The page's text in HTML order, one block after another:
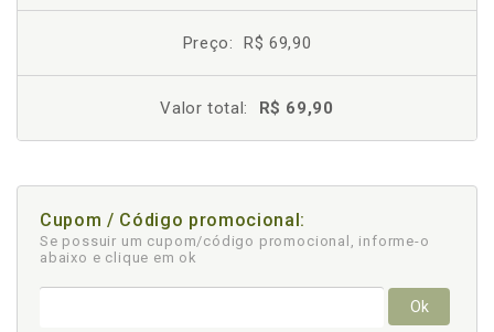
Preço: R$ 69,90
Valor total: R$ 69,90
Cupom / Código promocional:
Se possuir um cupom/código promocional, informe-o
abaixo e clique em ok
Ok